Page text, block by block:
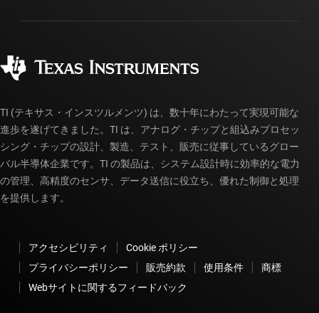
製造
myTI アカウントの FAQ
ご注文に関する FAQ
TI (テキサス・インスツルメンツ) は、数十年にわたって実現可能な
進歩を遂げてきました。TI は、アナログ・チップと組込みプロセッ
シング・チップの設計、製造、テスト、販売に従事しているグロー
バル半導体企業です。TI の製品は、システム設計時に効率的な電力
の管理、高精度のセンサ、データ送信に役立ち、優れた制御と処理
を提供します。
アクセシビリティ
Cookie ポリシー
プライバシーポリシー
販売約款 使用条件
商標
Webサイトに関するフィードバック